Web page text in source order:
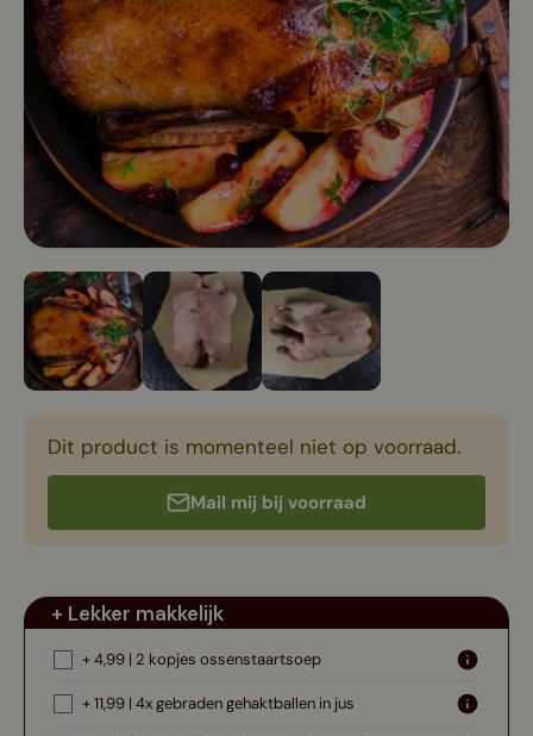
Dit product is momenteel niet op voorraad.
Mail mij bij voorraad
+ Lekker makkelijk
+ 4,99 | 2 kopjes ossenstaartsoep
+ 11,99 | 4x gebraden gehaktballen in jus